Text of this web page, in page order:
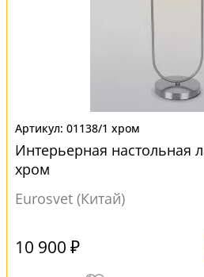
01138/1 хром
Интерьерная настольная
хром
Eurosvet (Китай)
10 900 ₽